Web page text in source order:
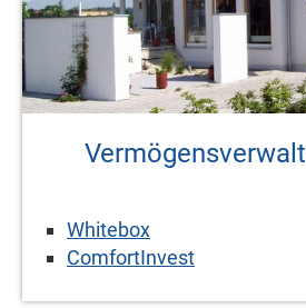
Whitebox
ComfortInvest